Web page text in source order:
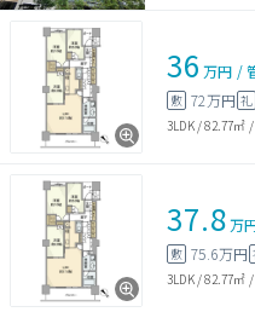
36 万円 /
敷 72万円 礼
3LDK/82.77㎡ /
37.8万
敷 75.6万円
3LDK/82.77㎡ /